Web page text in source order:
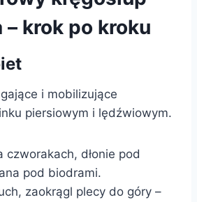
krok po kroku
i mobilizujące
piersiowym i lędźwiowym.
czworakach, dłonie pod
pod biodrami.
zaokrągl plecy do góry –